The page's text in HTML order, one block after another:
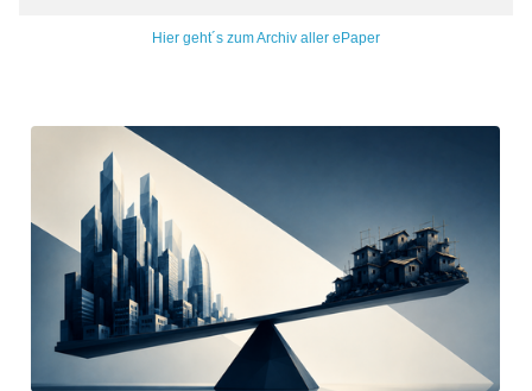
Hier geht´s zum Archiv aller ePaper